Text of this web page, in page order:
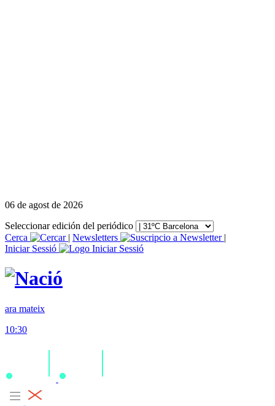
06 de agost de 2026
Seleccionar edición del periódico
Cerca
| Newsletters
|
Iniciar Sessió
ara mateix
10:30